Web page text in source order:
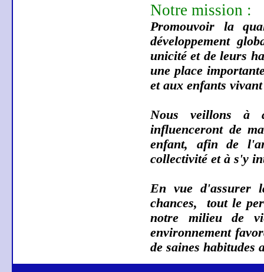
Notre mission :
Promouvoir la
développement
unicité et de leurs
une place
et aux enfants
Nous veillons à
influenceront de
enfant, afin de
collectivité et à s'y
En vue d'assurer
chances,
tout le
notre milieu de
environnement
de saines habitudes